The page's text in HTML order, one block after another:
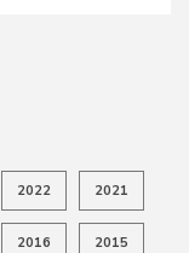
2022 2021
2016 2015